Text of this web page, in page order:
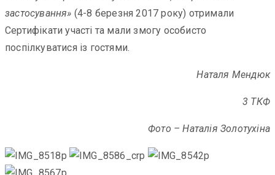
застосування» (4-8 березня 2017 року) отримали
Сертифікати участі та мали змогу особисто
поспілкуватися із гостями.
Наталя Мендюк
3 ТКФ
Фото – Наталія Золотухіна